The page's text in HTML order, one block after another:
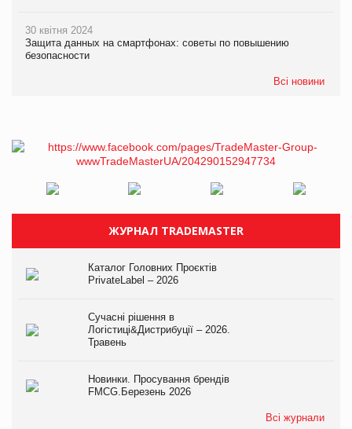
30 квітня 2024
Защита данных на смартфонах: советы по повышению
безопасности
Всі новини
ЖУРНАЛ TRADEMASTER
Каталог Головних Проєктів
PrivateLabel – 2026
Сучасні рішення в
Логістиці&Дистрибуції – 2026.
Травень
Новинки. Просування брендів
FMCG.Березень 2026
Всі журнали